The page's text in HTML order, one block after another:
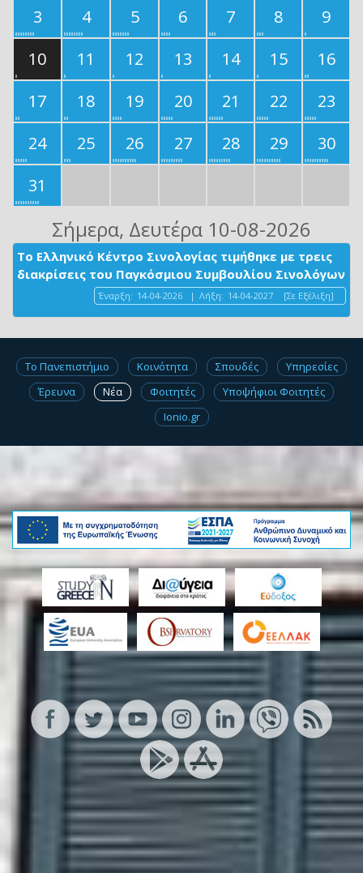
3
4 5 6 7 8
9
10
11 12 13 14 15
16
17
18 19 20 21 22
23
24
25 26 27 28 29
30
31
Σήμερα, Δευτέρα 10-08-2026
Το Ελληνικό Κέντρο Σινολογίας τιμήθηκε με τρεις
διακρίσεις του Παγκόσμιου Συμβουλίου Σινολόγων
Έναρξη: 14-04-2026 | Λήξη: 14-04-2027 [Σε Εξέλιξη]
Το Πανεπιστήμιο Κοινότητα Σπουδές
Υπηρεσίες
Έρευνα
Νέα Φοιτητές
Υποψήφιοι Φοιτητές
Ionio.gr